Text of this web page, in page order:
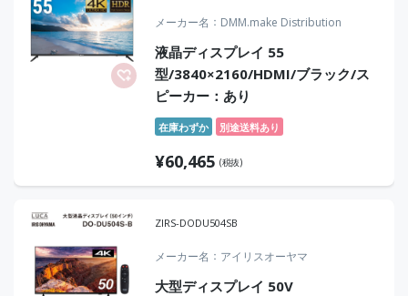
メーカー名 DMM.make Distribution
液晶ディスプレイ 55
型/3840×2160/HDMI/ブラック/ス
ピーカー：あり
在庫わずか 別途送料あり
¥60,465 (税抜)
ZIRS-DODU504SB
メーカー名 アイリスオーヤマ
大型ディスプレイ 50V